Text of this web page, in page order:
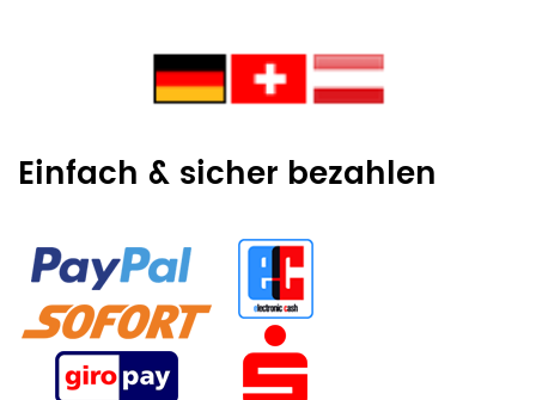
Einfach & sicher bezahlen